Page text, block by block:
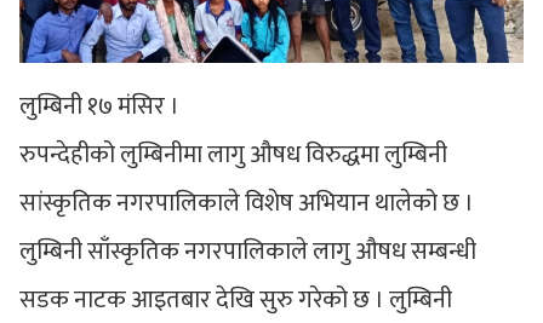
लुम्बिनी १७ मंसिर ।
रुपन्देहीको लुम्बिनीमा लागु औषध विरुद्धमा लुम्बिनी
सांस्कृतिक नगरपालिकाले विशेष अभियान थालेको छ ।
लुम्बिनी साँस्कृतिक नगरपालिकाले लागु औषध सम्बन्धी
सडक नाटक आइतबार देखि सुरु गरेको छ । लुम्बिनी